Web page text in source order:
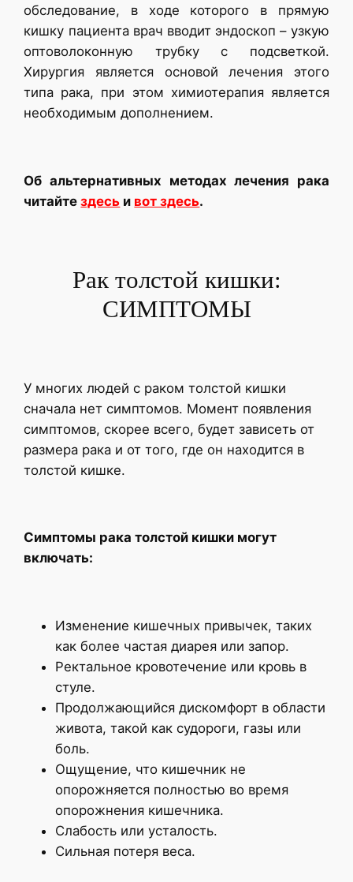
обследование, в ходе которого в прямую
кишку пациента врач вводит эндоскоп – узкую
оптоволоконную трубку с подсветкой.
Хирургия является основой лечения этого
типа рака, при этом химиотерапия является
необходимым дополнением.
Об альтернативных методах лечения рака
читайтездесь и вот здесь.
Рак толстой кишки:
СИМПТОМЫ
У многих людей с раком толстой кишки
сначала нет симптомов. Момент появления
симптомов, скорее всего, будет зависеть от
размера рака и от того, где он находится в
толстой кишке.
Симптомы рака толстой кишки могут
включать:
Изменение кишечных привычек, таких
как более частая диарея или запор.
Ректальное кровотечение или кровь в
стуле.
Продолжающийся дискомфорт в области
живота, такой как судороги, газы или
боль.
Ощущение, что кишечник не
опорожняется полностью во время
опорожнения кишечника.
Слабость или усталость.
Сильная потеря веса.